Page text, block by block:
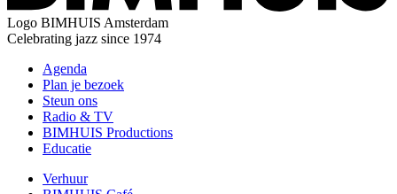
Logo BIMHUIS Amsterdam
Celebrating jazz since 1974
Agenda
Plan je bezoek
Steun ons
Radio & TV
BIMHUIS Productions
Educatie
Verhuur